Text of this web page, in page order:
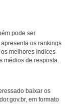
pode ser
apresenta os rankings
melhores índices
médios de resposta.
baixar os
em formato